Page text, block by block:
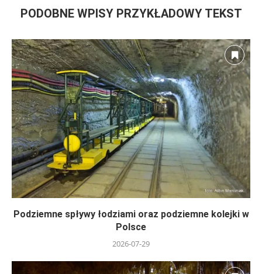
PODOBNE WPISY PRZYKŁADOWY TEKST
Podziemne spływy łodziami oraz podziemne kolejki w
Polsce
2026-07-29